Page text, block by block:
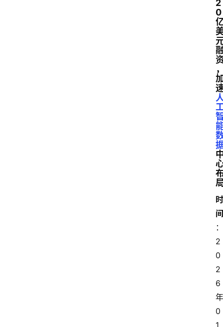
2
0
时
间
：
2
0
2
6
年
0
1